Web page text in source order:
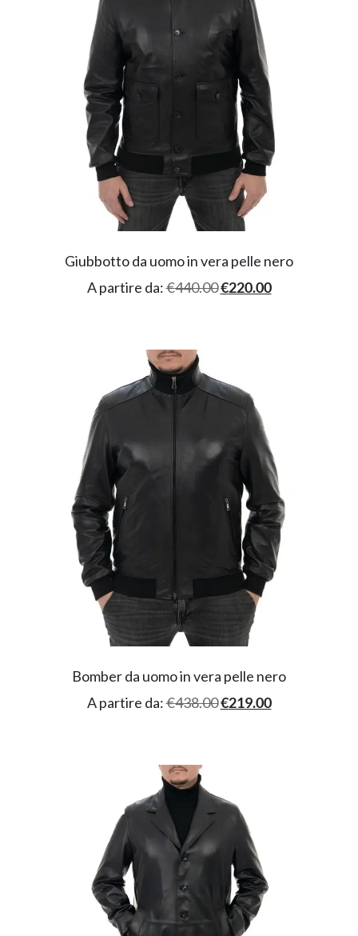
Giubbotto da uomo in vera pelle nero
A partire da:€440.00€220.00
Bomber da uomo in vera pelle nero
A partire da:€438.00€219.00